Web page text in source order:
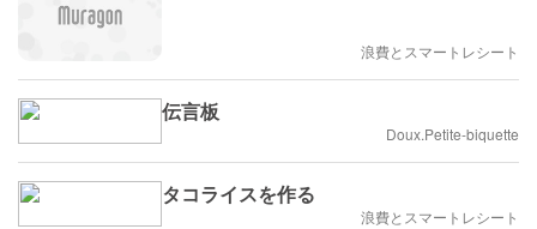
浪費とスマートレシート
伝言板
Doux.Petite-biquette
タコライスを作る
浪費とスマートレシート